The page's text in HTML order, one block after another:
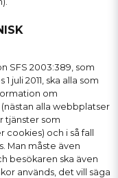
SFS 2003:389, som
juli 2011, ska alla som
om
alla webbplatser
tjänster som
och i så fall
Man måste även
besökaren ska även
används, det vill säga